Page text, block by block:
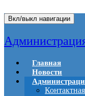
Вкл/выкл навигации
Главная
Новости